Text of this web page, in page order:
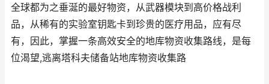
全球都为之垂涎的最好物资，从武器模块到高价格战利
品，从稀有的实验室钥匙卡到珍贵的医疗用品，应有尽
有，因此，掌握一条高效安全的地库物资收集路线，是每
位渴望,逃离塔科夫储备站地库物资收集路